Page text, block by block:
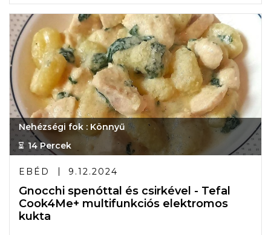
Nehézségi fok : Könnyű
14 Percek
EBÉD 9.12.2024
Gnocchi spenóttal és csirkével - Tefal
Cook4Me+ multifunkciós elektromos
kukta